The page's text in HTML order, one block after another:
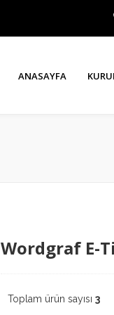
ANASAYFA
Wordgraf E-
Toplam ürün sayısı 3